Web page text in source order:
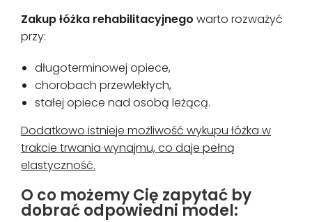
Zakup łóżka rehabilitacyjnego warto rozważyć
przy:
długoterminowej opiece,
chorobach przewlekłych,
stałej opiece nad osobą leżącą.
Dodatkowo istnieje możliwość wykupu łóżka w
trakcie trwania wynajmu, co daje pełną
elastyczność.
O co możemy Cię zapytać by
dobrać odpowiedni model: